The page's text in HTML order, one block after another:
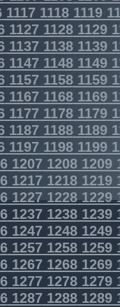
111711181119
1127 11281129
1137 11381139
1147 11481149
1157 11581159
1167 11681169
1177 11781179
1187 11881189
1197 11981199
1207 12081209
1217 12181219
122712281229
123712381239
124712481249
125712581259
126712681269
127712781279
128712881289